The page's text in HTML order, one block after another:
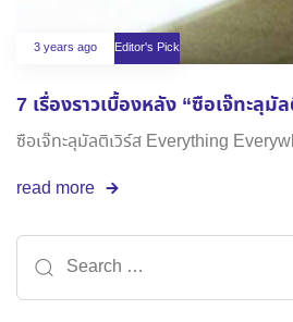
3 years ago Editor's Pick
7 เรื่องราวเบื้องหลัง “ซือเจ๊ทะลุมั
ซือเจ๊ทะลุมัลติเวิร์ส Everything
read more